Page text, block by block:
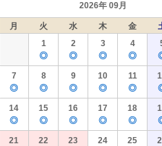
2026年 09月
月 火 水 木 金
1
◎
2
◎
3
◎
4
◎
7
◎
8
◎
9
◎
10
◎
11
◎
14
◎
15
◎
16
◎
17
◎
18
◎
21
22
23
24
25